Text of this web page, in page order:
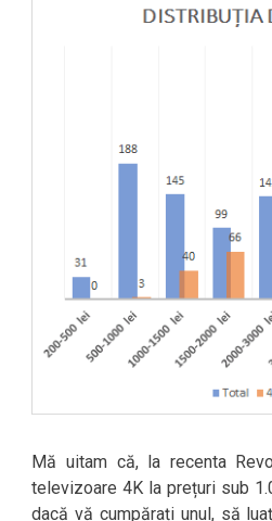
Mă uitam că, la recenta
televizoare 4K la prețuri sub
dacă vă cumpărați unul, să